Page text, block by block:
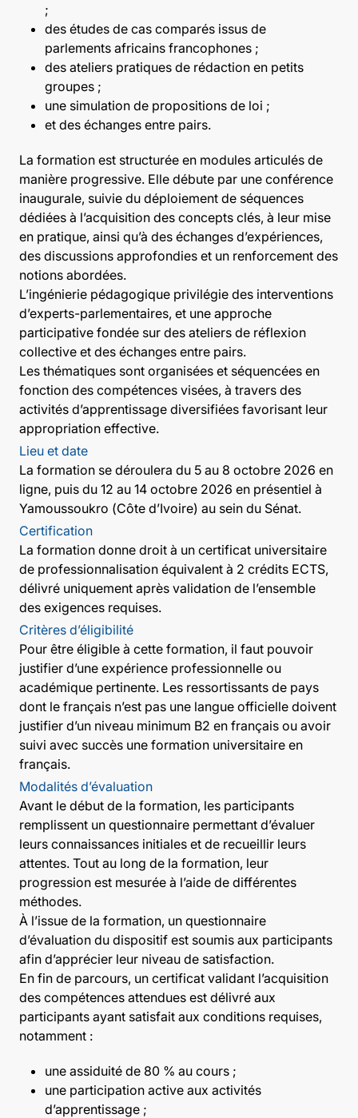
;
des études de cas comparés issus de
parlements africains francophones ;
des ateliers pratiques de rédaction en petits
groupes ;
une simulation de propositions de loi ;
et des échanges entre pairs.
La formation est structurée en modules articulés de
manière progressive. Elle débute par une conférence
inaugurale, suivie du déploiement de séquences
dédiées à l’acquisition des concepts clés, à leur mise
en pratique, ainsi qu’à des échanges d’expériences,
des discussions approfondies et un renforcement des
notions abordées.
L’ingénierie pédagogique privilégie des interventions
d’experts-parlementaires, et une approche
participative fondée sur des ateliers de réflexion
collective et des échanges entre pairs.
Les thématiques sont organisées et séquencées en
fonction des compétences visées, à travers des
activités d’apprentissage diversifiées favorisant leur
appropriation effective.
Lieu et date
La formation se déroulera du 5 au 8 octobre 2026 en
ligne, puis du 12 au 14 octobre 2026 en présentiel à
Yamoussoukro (Côte d’Ivoire) au sein du Sénat.
Certification
La formation donne droit à un certificat universitaire
de professionnalisation équivalent à 2 crédits ECTS,
délivré uniquement après validation de l’ensemble
des exigences requises.
Critères d’éligibilité
Pour être éligible à cette formation, il faut pouvoir
justifier d’une expérience professionnelle ou
académique pertinente. Les ressortissants de pays
dont le français n’est pas une langue officielle doivent
justifier d’un niveau minimum B2 en français ou avoir
suivi avec succès une formation universitaire en
français.
Modalités d’évaluation
Avant le début de la formation, les participants
remplissent un questionnaire permettant d’évaluer
leurs connaissances initiales et de recueillir leurs
attentes. Tout au long de la formation, leur
progression est mesurée à l’aide de différentes
méthodes.
À l’issue de la formation, un questionnaire
d’évaluation du dispositif est soumis aux participants
afin d’apprécier leur niveau de satisfaction.
En fin de parcours, un certificat validant l’acquisition
des compétences attendues est délivré aux
participants ayant satisfait aux conditions requises,
notamment :
une assiduité de 80 % au cours ;
une participation active aux activités
d’apprentissage ;